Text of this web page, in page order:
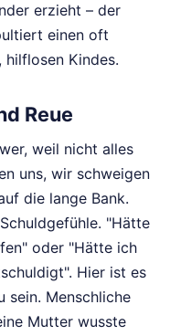
erzieht – der
einen oft
hilflosen Kindes.
Reue
weil nicht alles
uns, wir schweigen
die lange Bank.
"Hätte
oder "Hätte ich
Hier ist es
sein. Menschliche
Mutter wusste